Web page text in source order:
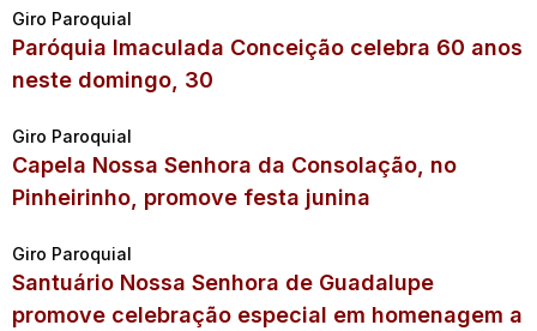
Giro Paroquial
Paróquia Imaculada Conceição celebra 60 anos
neste domingo, 30
Giro Paroquial
Capela Nossa Senhora da Consolação, no
Pinheirinho, promove festa junina
Giro Paroquial
Santuário Nossa Senhora de Guadalupe
promove celebração especial em homenagem a